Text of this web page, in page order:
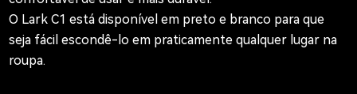
O Lark C1 está disponível em preto e branco para que
seja fácil escondê-lo em praticamente qualquer lugar na
roupa.